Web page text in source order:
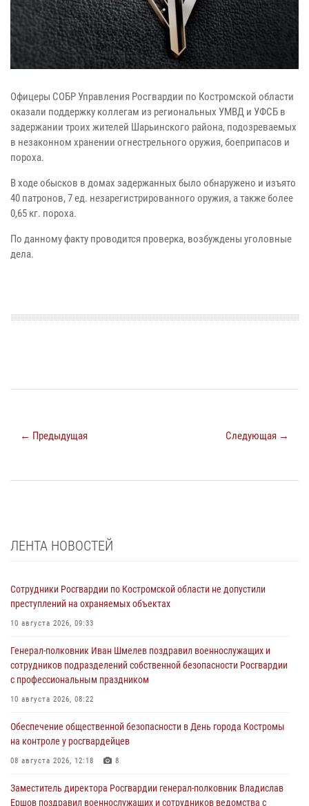
Офицеры СОБР Управления Росгвардии по Костромской области
оказали поддержку коллегам из региональных УМВД и УФСБ в
задержании троих жителей Шарьинского района, подозреваемых
в незаконном хранении огнестрельного оружия, боеприпасов и
пороха.
В ходе обысков в домах задержанных было обнаружено и изъято
40 патронов, 7 ед. незарегистрированного оружия, а также более
0,65 кг. пороха.
По данному факту проводится проверка, возбуждены уголовные
дела.
← Предыдущая Следующая →
ЛЕНТА НОВОСТЕЙ
Сотрудники Росгвардии по Костромской области не допустили
преступлений на охраняемых объектах
10 августа 2026, 09:33
Генерал-полковник Иван Шмелев поздравил военнослужащих и
сотрудников подразделений собственной безопасности Росгвардии
с профессиональным праздником
10 августа 2026, 08:22
Обеспечение общественной безопасности в День города Костромы
на контроле у росгвардейцев
08 августа 2026, 12:18 8
Заместитель директора Росгвардии генерал-полковник Владислав
Ершов поздравил военнослужащих и сотрудников ведомства с